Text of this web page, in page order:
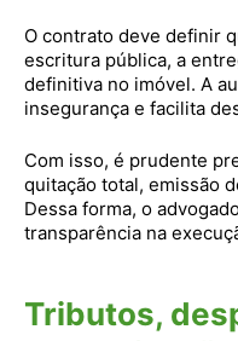
O contrato deve definir
escritura pública, a
definitiva no imóvel. A
insegurança e facilita
Com isso, é prudente
quitação total, emissão
Dessa forma, o
transparência na
Tributos,